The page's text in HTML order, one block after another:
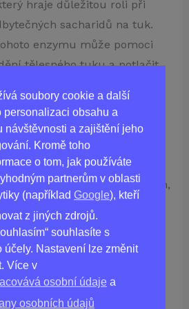
soubory cookie a další
personalizaci obsahu a
návštěvnosti a zajištění jeho
Kromě toho
o tom, jak používáte
partnerům v oblasti
(například Google), kteří
z jiných zdrojů.
souhlasíte s
účely. Nastavení lze změnit
Více v
osobní údaje a
osobních údajů
hraje důležitou roli při
sacharidů na tuk.
enzymu může pomoci
tělesného tuku a potlačit
Acai
je bohatý na
proti oxidačnímu stresu
Pomáhá zvýšit
a zlepšit trávení.
obsahují přirozenou kofein,
stimulant zvyšující
zlepšuje koncentraci a
výdej.
řas
bílém tukovém tkáni a
rychlost.